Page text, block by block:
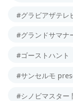
#グラビアザテレ
#グランドサマナ
#ゴーストハント
#サンセルモ
#シノビマスター